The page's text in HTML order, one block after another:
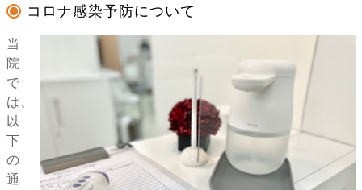
コロナ感染予防について
当
院
で
は、
以
下
の
通